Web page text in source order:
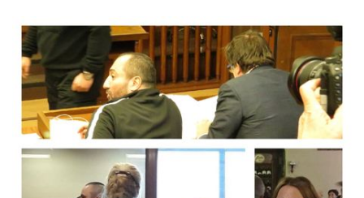
ЮГ
Управители:
Веселин
Василев,
email:
v.vasilev@flagman.bg
Катя
k.kassabova@flagman.bg